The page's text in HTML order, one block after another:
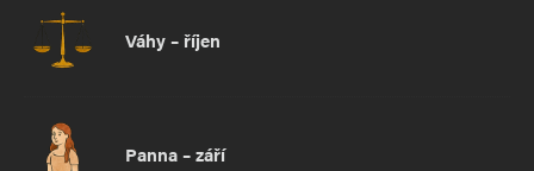
Váhy – říjen
Panna – září